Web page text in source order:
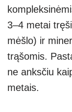
3–4 metai
mėšlo) ir
trąšomis.
ne anksčiu
metais.